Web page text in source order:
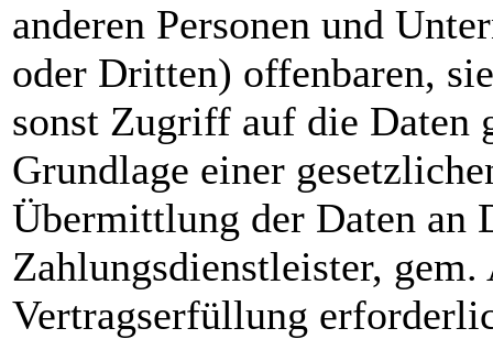
anderen Personen und
oder Dritten) offenbaren,
sonst Zugriff auf die Daten
Grundlage einer
Übermittlung der Daten an
Zahlungsdienstleister,
Vertragserfüllung